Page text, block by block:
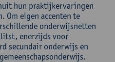
hun praktijkervaringen
Om eigen accenten te
onderwijsnetten
enerzijds voor
secundair onderwijs en